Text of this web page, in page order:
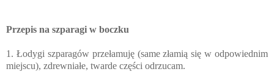
Przepis na szparagi w boczku
1. Łodygi szparagów przełamuję (same złamią się w odpowiednim
miejscu), zdrewniałe, twarde części odrzucam.